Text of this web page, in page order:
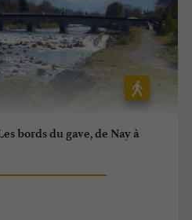
bords du gave, de Nay à